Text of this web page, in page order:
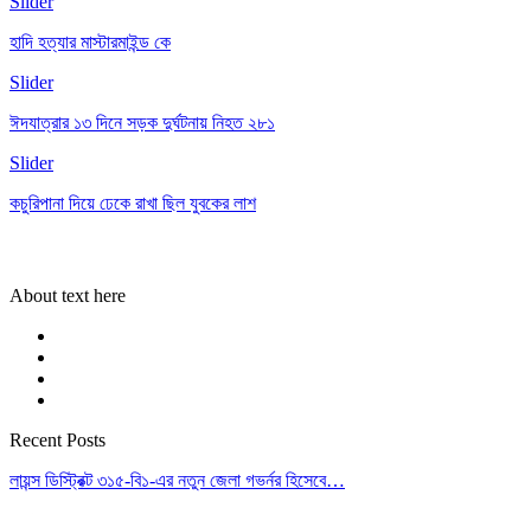
হাদি হত্যার মাস্টারমাইন্ড কে
Slider
ঈদযাত্রার ১৩ দিনে সড়ক দুর্ঘটনায় নিহত ২৮১
Slider
কচুরিপানা দিয়ে ঢেকে রাখা ছিল যুবকের লাশ
About text here
Recent Posts
লায়ন্স ডিস্ট্রিক্ট ৩১৫-বি১-এর নতুন জেলা গভর্নর হিসেবে…